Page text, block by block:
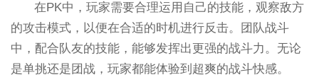
在PK中，玩家需要合理运用自己的技能，观察敌方
的攻击模式，以便在合适的时机进行反击。团队战斗
中，配合队友的技能，能够发挥出更强的战斗力。无论
是单挑还是团战，玩家都能体验到超爽的战斗快感。